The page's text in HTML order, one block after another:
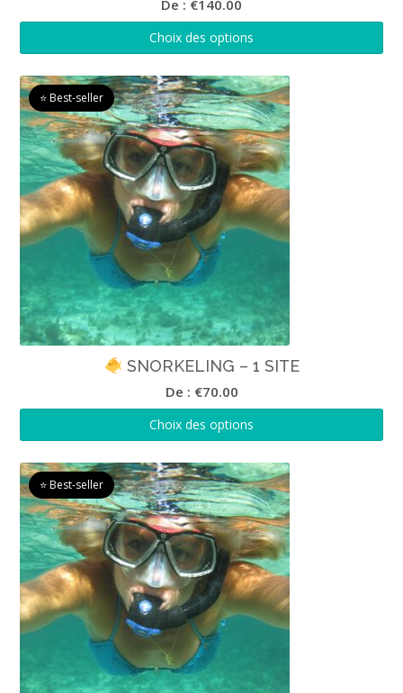
De : €140.00
Choix des options
SNORKELING – 1 SITE
De : €70.00
Choix des options